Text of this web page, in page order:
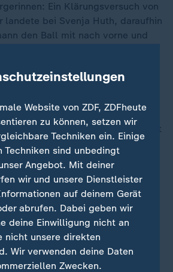
Ein Klärungsversuch von
landete bei Svenja Huth, daraufhin
den Ball mit nach vorne und
3:0 (37.).
das Team von Markus Högner
die Wölfinnen ruhten sich nicht
In der 51. Minute dribbelte
quer und schürte nach
Brand den Doppelpack. Die
am Drücker und Dominique
einer Ecke zum 5:0 ein (66.), ehe
Joester per Eigentor auf 6:0
(69.).
es immer schlimmer für Essen:
Website von ZDF, ZDFheute
zu können, setzen wir
Techniken ein. Einige
Techniken sind unbedingt
Angebot. Mit deiner
wir und unsere Dienstleister
auf deinem Gerät
abrufen. Dabei geben wir
deine Einwilligung nicht an
nicht unsere direkten
Wir verwenden deine Daten
Zwecken.